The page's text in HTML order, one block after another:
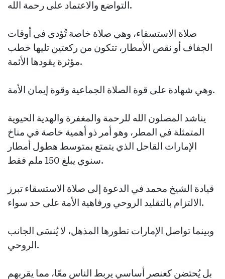
التواضع والاعتماد على رحمة الله.
صلاة الاستسقاء، وهي صلاة خاصة تُؤدى في أوقات
الجفاف أو نقص الأمطار، تتكون من ركعتين تليها خطب
مؤثرة يقودها الأئمة.
وهي شهادة على قوة الصلاة الجماعية وقوة إيمان الأمة.
يناشد المصلون الله للرحمة والمغفرة والهدية الحيوية
المتمثلة في المطر، وهو أمر ذو أهمية خاصة في مناخ
الإمارات القاحل الذي يتمتع بمتوسط هطول أمطار
سنوي يبلغ 150 ملم فقط.
قيادة الشيخ محمد في الدعوة إلى صلاة الاستسقاء تبرز
الالتزام بالتقليد الروحي ورفاهية الأمة على حد سواء.
وبينما تواصل الإمارات تطورها المذهل، لا يُنسَى الجانب
الروحي.
بل يُحتضن كعنصر أساسي يربط الناس معًا، مما يقربهم